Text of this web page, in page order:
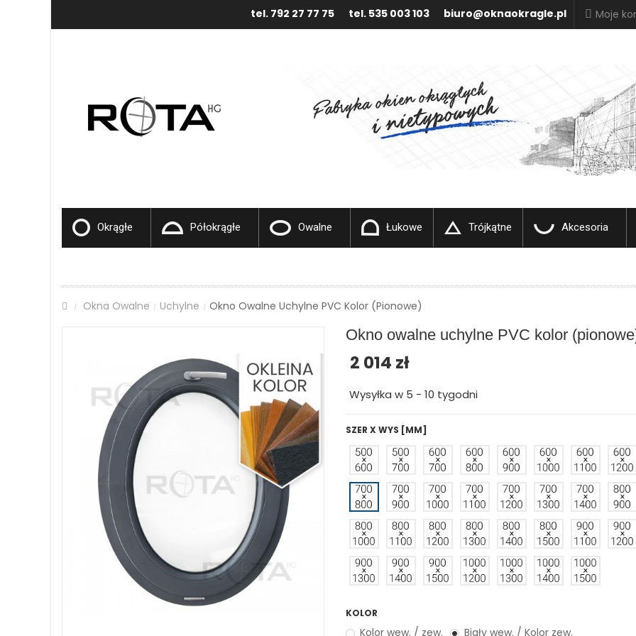
Moje
biuro@oknaokragle.pl
tel. 535 003 103
tel. 792 27 77 75
Okrągłe Półokrągłe Owalne Łukowe Trójkątne Akcesoria
/ Okna Owalne / Uchylne / Okno Owalne Uchylne PVC Kolor (pionowe)
Okno owalne uchylne PVC kolor
2 014 zł
Wysyłka w 5 - 10 tygodni
SZER X WYS [MM]
KOLOR
Kolor wew. / zew. Biały wew. / Kolor zew.